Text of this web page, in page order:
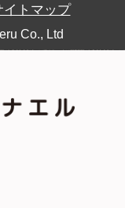
イトマップ
Co., Ltd